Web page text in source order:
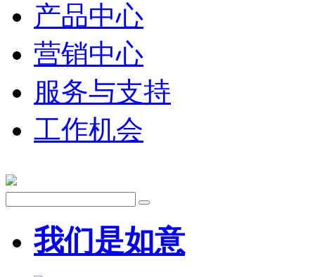
产品中心
营销中心
服务与支持
工作机会
我们是如意